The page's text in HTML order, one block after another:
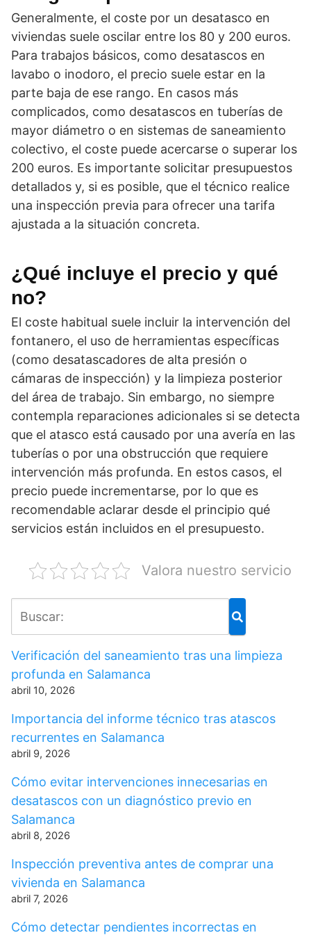
Generalmente, el coste por un desatasco en
viviendas suele oscilar entre los 80 y 200 euros.
Para trabajos básicos, como desatascos en
lavabo o inodoro, el precio suele estar en la
parte baja de ese rango. En casos más
complicados, como desatascos en tuberías de
mayor diámetro o en sistemas de saneamiento
colectivo, el coste puede acercarse o superar los
200 euros. Es importante solicitar presupuestos
detallados y, si es posible, que el técnico realice
una inspección previa para ofrecer una tarifa
ajustada a la situación concreta.
¿Qué incluye el precio y qué
no?
El coste habitual suele incluir la intervención del
fontanero, el uso de herramientas específicas
(como desatascadores de alta presión o
cámaras de inspección) y la limpieza posterior
del área de trabajo. Sin embargo, no siempre
contempla reparaciones adicionales si se detecta
que el atasco está causado por una avería en las
tuberías o por una obstrucción que requiere
intervención más profunda. En estos casos, el
precio puede incrementarse, por lo que es
recomendable aclarar desde el principio qué
servicios están incluidos en el presupuesto.
Valora nuestro servicio
Verificación del saneamiento tras una limpieza
profunda en Salamanca
abril 10, 2026
Importancia del informe técnico tras atascos
recurrentes en Salamanca
abril 9, 2026
Cómo evitar intervenciones innecesarias en
desatascos con un diagnóstico previo en
Salamanca
abril 8, 2026
Inspección preventiva antes de comprar una
vivienda en Salamanca
abril 7, 2026
Cómo detectar pendientes incorrectas en